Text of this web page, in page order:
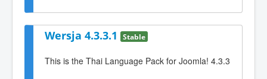
Wersja 4.3.3.1 Stable
This is the Thai Language Pack for Joomla! 4.3.3